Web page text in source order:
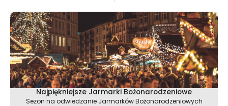
Najpiękniejsze Jarmarki Bożonarodzeniowe
Sezon na odwiedzanie Jarmarków Bożonarodzeniowych